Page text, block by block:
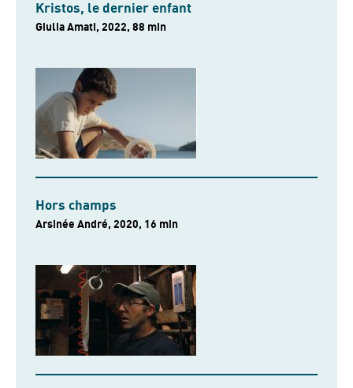
Kristos, le dernier enfant
Giulia Amati, 2022, 88 min
Hors champs
Arsinée André, 2020, 16 min